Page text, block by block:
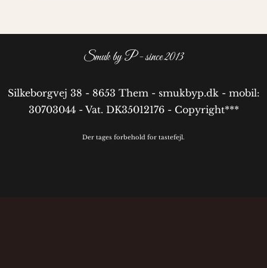
Smuk by P - since 2013
Silkeborgvej 38 - 8653 Them - smukbyp.dk - mobil:
30703044 - Vat. DK35012176 - Copyright***
Der tages forbehold for tastefejl.